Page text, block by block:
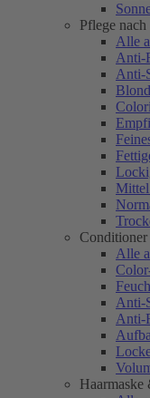
Pflege
Alle
Anti-
Anti-
Alle
Anti-
Anti-